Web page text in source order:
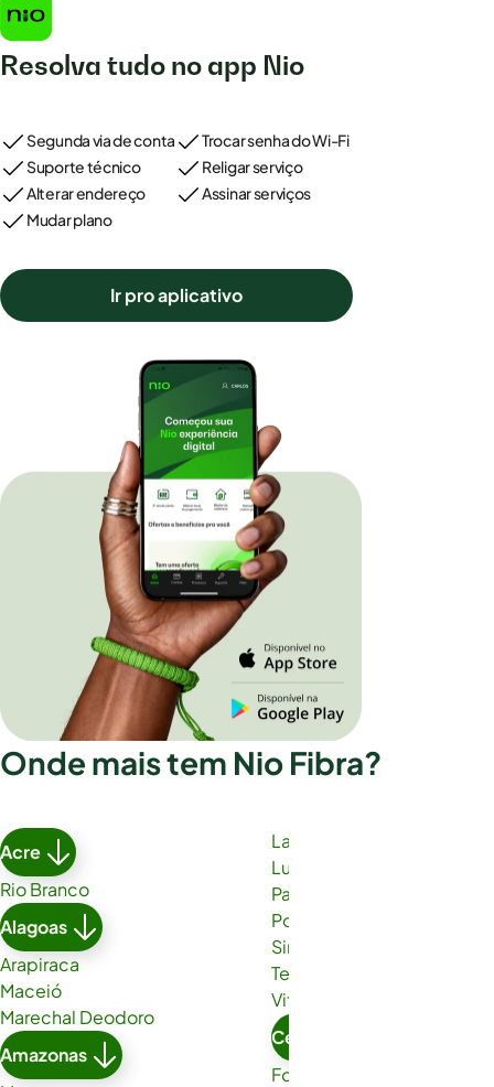
Resolva tudo no app Nio
Segunda via de conta
Suporte técnico
Alterar endereço
Mudar plano
Trocar senha do Wi-Fi
Religar serviço
Assinar serviços
Ir pro aplicativo
Onde mais tem Nio Fibra?
Acre
Rio Branco
Alagoas
Arapiraca
Maceió
Marechal Deodoro
Amazonas
Lauro de Freitas
Luís Eduardo Magalhães
Paulo Afonso
Porto Seguro
Simões Filho
Teixeira de Freitas
Vitória da Conquista
Ceará
Fortaleza